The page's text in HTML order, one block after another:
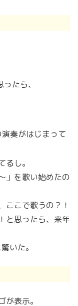
たら、
演奏がはじまって
し。
」を歌い始めたの
ここで歌うの？！
と思ったら、来年
いた。
表示。